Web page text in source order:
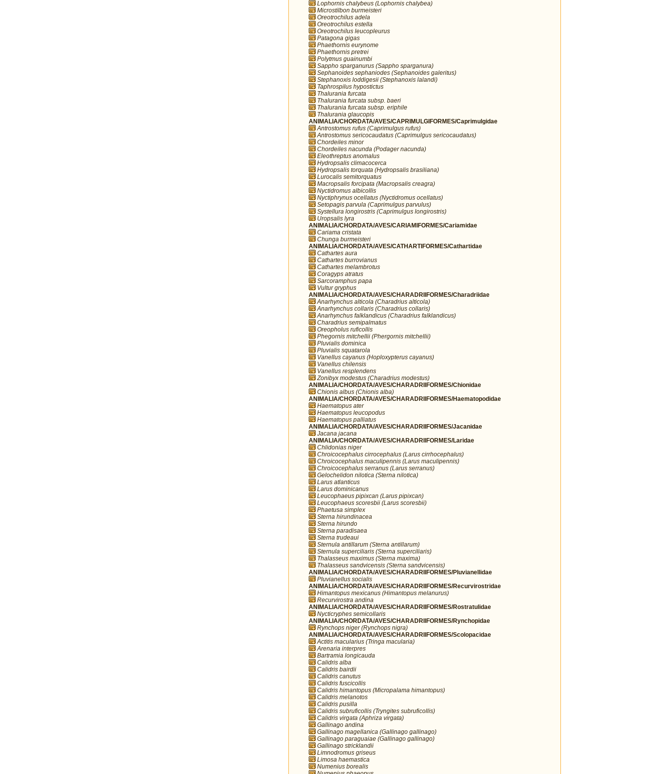
Lophornis chalybeus (Lophornis chalybea)
Microstilbon burmeisteri
Oreotrochilus adela
Oreotrochilus estella
Oreotrochilus leucopleurus
Patagona gigas
Phaethornis eurynome
Phaethornis pretrei
Polytmus guainumbi
Sappho sparganurus (Sappho sparganura)
Sephanoides sephaniodes (Sephanoides galeritus)
Stephanoxis loddigesii (Stephanoxis lalandi)
Taphrospilus hypostictus
Thalurania furcata
Thalurania furcata subsp. baeri
Thalurania furcata subsp. eriphile
Thalurania glaucopis
ANIMALIA/CHORDATA/AVES/CAPRIMULGIFORMES/Caprimulgidae
Antrostomus rufus (Caprimulgus rufus)
Antrostomus sericocaudatus (Caprimulgus sericocaudatus)
Chordeiles minor
Chordeiles nacunda (Podager nacunda)
Eleothreptus anomalus
Hydropsalis climacocerca
Hydropsalis torquata (Hydropsalis brasiliana)
Lurocalis semitorquatus
Macropsalis forcipata (Macropsalis creagra)
Nyctidromus albicollis
Nyctiphrynus ocellatus (Nyctidromus ocellatus)
Setopagis parvula (Caprimulgus parvulus)
Systellura longirostris (Caprimulgus longirostris)
Uropsalis lyra
ANIMALIA/CHORDATA/AVES/CARIAMIFORMES/Cariamidae
Cariama cristata
Chunga burmeisteri
ANIMALIA/CHORDATA/AVES/CATHARTIFORMES/Cathartidae
Cathartes aura
Cathartes burrovianus
Cathartes melambrotus
Coragyps atratus
Sarcoramphus papa
Vultur gryphus
ANIMALIA/CHORDATA/AVES/CHARADRIIFORMES/Charadriidae
Anarhynchus alticola (Charadrius alticola)
Anarhynchus collaris (Charadrius collaris)
Anarhynchus falklandicus (Charadrius falklandicus)
Charadrius semipalmatus
Oreopholus ruficollis
Phegornis mitchellii (Phergornis mitchellii)
Pluvialis dominica
Pluvialis squatarola
Vanellus cayanus (Hoploxypterus cayanus)
Vanellus chilensis
Vanellus resplendens
Zonibyx modestus (Charadrius modestus)
ANIMALIA/CHORDATA/AVES/CHARADRIIFORMES/Chionidae
Chionis albus (Chionis alba)
ANIMALIA/CHORDATA/AVES/CHARADRIIFORMES/Haematopodidae
Haematopus ater
Haematopus leucopodus
Haematopus palliatus
ANIMALIA/CHORDATA/AVES/CHARADRIIFORMES/Jacanidae
Jacana jacana
ANIMALIA/CHORDATA/AVES/CHARADRIIFORMES/Laridae
Chlidonias niger
Chroicocephalus cirrocephalus (Larus cirrhocephalus)
Chroicocephalus maculipennis (Larus maculipennis)
Chroicocephalus serranus (Larus serranus)
Gelochelidon nilotica (Sterna nilotica)
Larus atlanticus
Larus dominicanus
Leucophaeus pipixcan (Larus pipixcan)
Leucophaeus scoresbii (Larus scoresbii)
Phaetusa simplex
Sterna hirundinacea
Sterna hirundo
Sterna paradisaea
Sterna trudeaui
Sternula antillarum (Sterna antillarum)
Sternula superciliaris (Sterna superciliaris)
Thalasseus maximus (Sterna maxima)
Thalasseus sandvicensis (Sterna sandvicensis)
ANIMALIA/CHORDATA/AVES/CHARADRIIFORMES/Pluvianellidae
Pluvianellus socialis
ANIMALIA/CHORDATA/AVES/CHARADRIIFORMES/Recurvirostridae
Himantopus mexicanus (Himantopus melanurus)
Recurvirostra andina
ANIMALIA/CHORDATA/AVES/CHARADRIIFORMES/Rostratulidae
Nycticryphes semicollaris
ANIMALIA/CHORDATA/AVES/CHARADRIIFORMES/Rynchopidae
Rynchops niger (Rynchops nigra)
ANIMALIA/CHORDATA/AVES/CHARADRIIFORMES/Scolopacidae
Actitis macularius (Tringa macularia)
Arenaria interpres
Bartramia longicauda
Calidris alba
Calidris bairdii
Calidris canutus
Calidris fuscicollis
Calidris himantopus (Micropalama himantopus)
Calidris melanotos
Calidris pusilla
Calidris subruficollis (Tryngites subruficollis)
Calidris virgata (Aphriza virgata)
Gallinago andina
Gallinago magellanica (Gallinago gallinago)
Gallinago paraguaiae (Gallinago gallinago)
Gallinago stricklandii
Limnodromus griseus
Limosa haemastica
Numenius borealis